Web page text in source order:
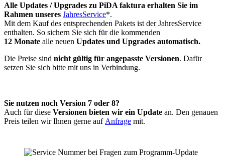
Alle Updates / Upgrades zu PiDA faktura erhalten Sie im
Rahmen unseres JahresService*.
Mit dem Kauf des entsprechenden Pakets ist der JahresService
enthalten. So sichern Sie sich für die kommenden
12 Monate alle neuen Updates und Upgrades automatisch.
Die Preise sind nicht gültig für angepasste Versionen. Dafür
setzen Sie sich bitte mit uns in Verbindung.
Sie nutzen noch Version 7 oder 8?
Auch für diese Versionen bieten wir ein Update an. Den genauen
Preis teilen wir Ihnen gerne auf Anfrage mit.